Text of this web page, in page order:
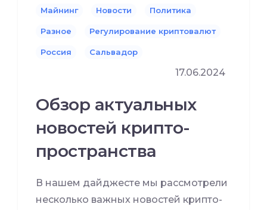
Майнинг Новости Политика
Разное Регулирование криптовалют
Россия Сальвадор
17.06.2024
Обзор актуальных
новостей крипто-
пространства
В нашем дайджесте мы рассмотрели
несколько важных новостей крипто-